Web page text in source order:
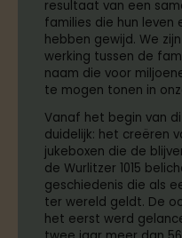
resultaat van een
families die hun leven
hebben gewijd. We
werking tussen de
naam die voor
te mogen tonen in
Vanaf het begin van
duidelijk: het creëren
jukeboxen die de
de Wurlitzer 1015
geschiedenis die als
ter wereld geldt. De
het eerst werd